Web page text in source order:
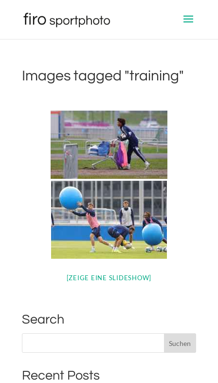
Images tagged "training"
[ZEIGE EINE SLIDESHOW]
Search
Recent Posts